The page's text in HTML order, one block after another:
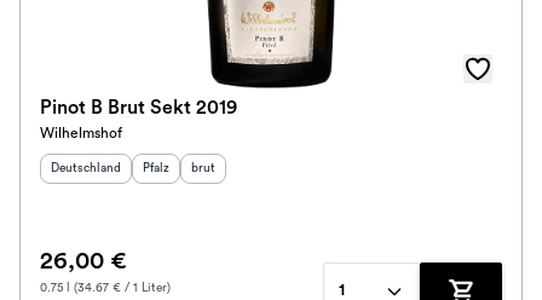
Pinot B Brut Sekt 2019
Wilhelmshof
Herkunftsland
Deutschland Herkunftsregion
Pfalz Geschmack
brut
26,00 €
0.75 l (34.67 € / 1 Liter)
1